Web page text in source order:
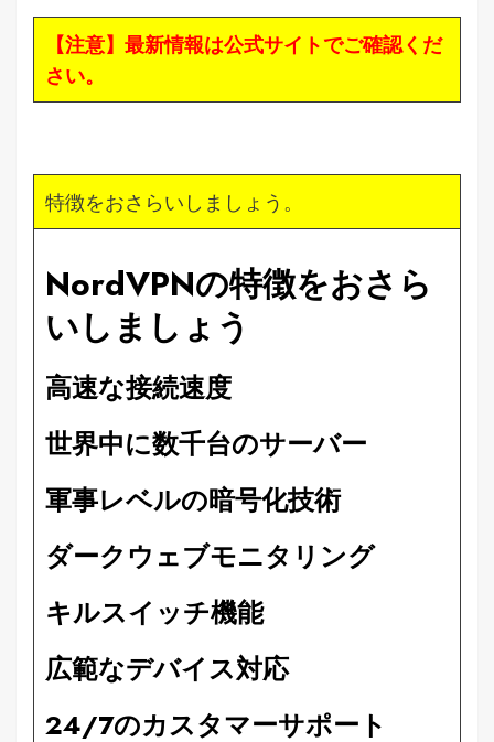
【注意】最新情報は公式サイトでご確認くだ
さい。
特徴をおさらいしましょう。
NordVPNの特徴をおさら
いしましょう
高速な接続速度
世界中に数千台のサーバー
軍事レベルの暗号化技術
ダークウェブモニタリング
キルスイッチ機能
広範なデバイス対応
24/7のカスタマーサポート